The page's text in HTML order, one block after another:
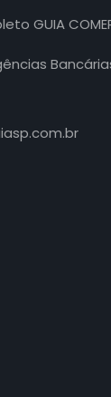
GUIA